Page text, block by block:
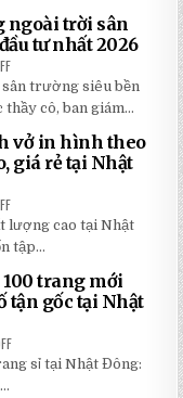
ĐỘNG
QUAY
TAY
TIẾT
2026:
5
BÍ
MẬT
GIÚP
BẠN
TIẾT
KHI
LẮP
ĐẶT
ngoài trời sân
tư nhất 2026
TOP
5
LOẠI
DÙ
CHE
NẮNG
NGOÀI
TRỜI
BỀN
ĐÁNG
ĐẦU
NHẤT
2026
trường siêu bền
cô, ban giám...
vở in hình theo
giá rẻ tại Nhật
CHỈ
24H
ĐỂ
HOÀN
THÀNH
VỞ
IN
HÌNH
YÊU
CHẤT
LƯỢNG
lượng cao tại Nhật
tập...
trang mới
tận gốc tại Nhật
BẢNG
GIÁ sỉ tại Nhật Đông: